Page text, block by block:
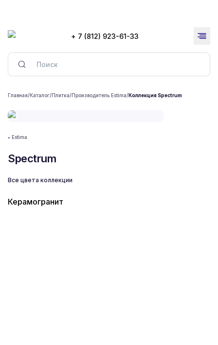
+ 7 (812) 923-61-33
Главная/Каталог/Плитка/Производитель Estima/Коллекция Spectrum
• Estima
Spectrum
Все цвета коллекции
Керамогранит